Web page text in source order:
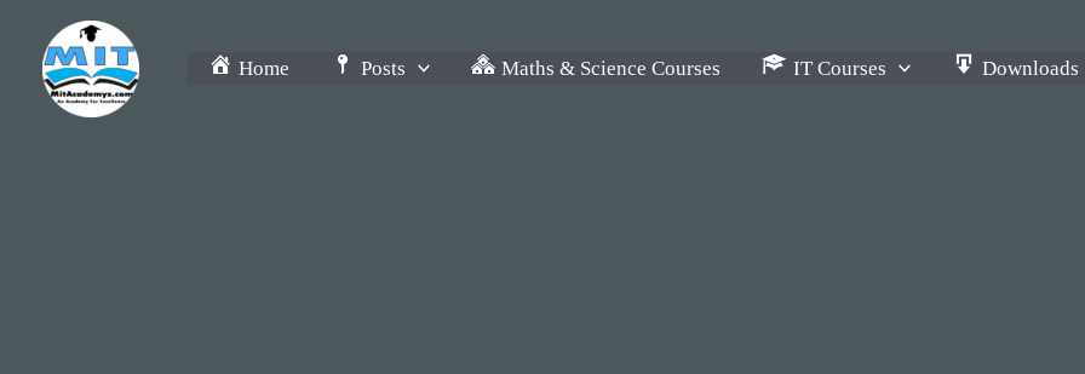
content
Home Posts Maths & Science Courses IT Courses Downloads